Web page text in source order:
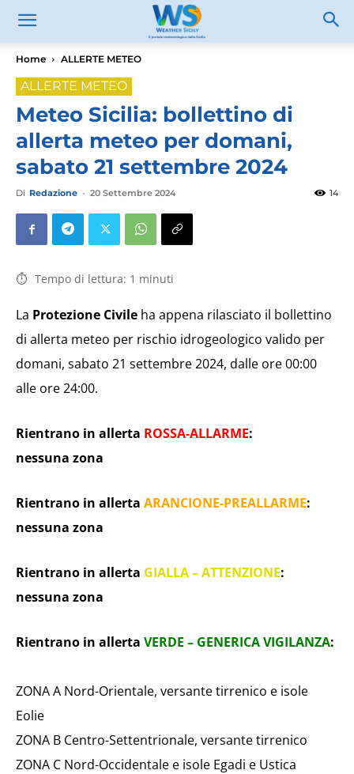
Home ALLERTE METEO
ALLERTE METEO
Meteo Sicilia: bollettino di
allerta meteo per domani,
sabato 21 settembre 2024
Di Redazione - 20 Settembre 2024 14
Tempo di lettura: 1 minuti
La Protezione Civile ha appena rilasciato il bollettino
di allerta meteo per rischio idrogeologico valido per
domani, sabato 21 settembre 2024, dalle ore 00:00
alle ore 24:00.
Rientrano in allerta ROSSA-ALLARME:
nessuna zona
Rientrano in allerta ARANCIONE-PREALLARME:
nessuna zona
Rientrano in allerta GIALLA – ATTENZIONE:
nessuna zona
Rientrano in allerta VERDE – GENERICA VIGILANZA:
ZONA A Nord-Orientale, versante tirrenico e isole
Eolie
ZONA B Centro-Settentrionale, versante tirrenico
ZONA C Nord-Occidentale e isole Egadi e Ustica